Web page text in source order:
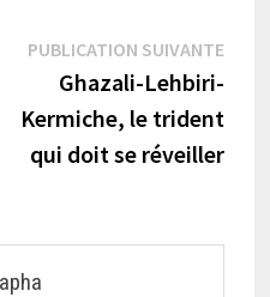
précédente :
PUBLICATION SUIVANTE
Ghazali-Lehbiri-
Kermiche, le trident
qui doit se réveiller